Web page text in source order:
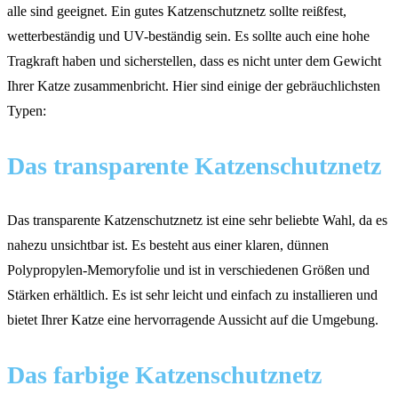
alle sind geeignet. Ein gutes Katzenschutznetz sollte reißfest,
wetterbeständig und UV-beständig sein. Es sollte auch eine hohe
Tragkraft haben und sicherstellen, dass es nicht unter dem Gewicht
Ihrer Katze zusammenbricht. Hier sind einige der gebräuchlichsten
Typen:
Das transparente Katzenschutznetz
Das transparente Katzenschutznetz ist eine sehr beliebte Wahl, da es
nahezu unsichtbar ist. Es besteht aus einer klaren, dünnen
Polypropylen-Memoryfolie und ist in verschiedenen Größen und
Stärken erhältlich. Es ist sehr leicht und einfach zu installieren und
bietet Ihrer Katze eine hervorragende Aussicht auf die Umgebung.
Das farbige Katzenschutznetz